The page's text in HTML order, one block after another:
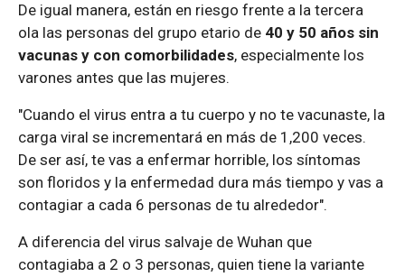
De igual manera, están en riesgo frente a la tercera
ola las personas del grupo etario de 40 y 50 años sin
vacunas y con comorbilidades, especialmente los
varones antes que las mujeres.
"Cuando el virus entra a tu cuerpo y no te vacunaste, la
carga viral se incrementará en más de 1,200 veces.
De ser así, te vas a enfermar horrible, los síntomas
son floridos y la enfermedad dura más tiempo y vas a
contagiar a cada 6 personas de tu alrededor".
A diferencia del virus salvaje de Wuhan que
contagiaba a 2 o 3 personas, quien tiene la variante